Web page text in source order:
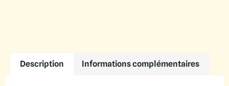
Description Informations complémentaires